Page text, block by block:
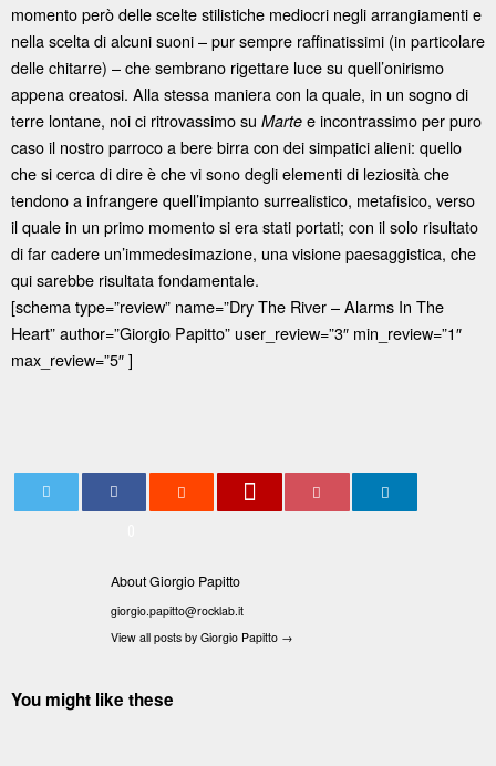
momento però delle scelte stilistiche mediocri negli arrangiamenti e
nella scelta di alcuni suoni – pur sempre raffinatissimi (in particolare
delle chitarre) – che sembrano rigettare luce su quell’onirismo
appena creatosi. Alla stessa maniera con la quale, in un sogno di
terre lontane, noi ci ritrovassimo su Marte e incontrassimo per puro
caso il nostro parroco a bere birra con dei simpatici alieni: quello
che si cerca di dire è che vi sono degli elementi di leziosità che
tendono a infrangere quell’impianto surrealistico, metafisico, verso
il quale in un primo momento si era stati portati; con il solo risultato
di far cadere un’immedesimazione, una visione paesaggistica, che
qui sarebbe risultata fondamentale.
[schema type=”review” name=”Dry The River – Alarms In The
Heart” author=”Giorgio Papitto” user_review=”3″ min_review=”1″
max_review=”5″ ]
About Giorgio Papitto
giorgio.papitto@rocklab.it
View all posts by Giorgio Papitto →
You might like these